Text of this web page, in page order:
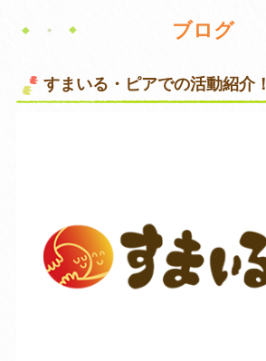
ブログ
すまいる・ピアでの活動紹介！